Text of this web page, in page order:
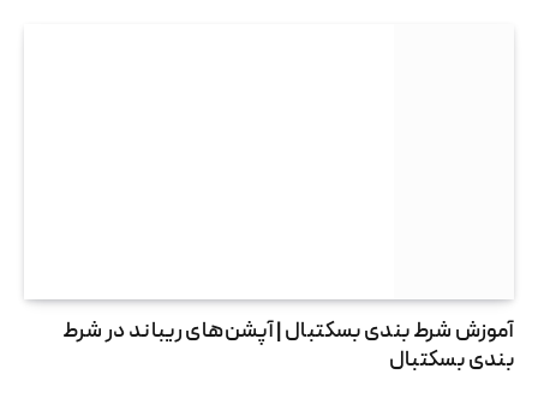
آموزش شرط بندی بسکتبال | آپشن‌های ریباند در شرط
بندی بسکتبال